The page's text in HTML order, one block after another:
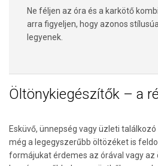
Ne féljen az óra és a karkötő
arra figyeljen, hogy azonos
legyenek.
Öltönykiegészítők – a
Esküvő, ünnepség vagy üzleti találkozó
még a legegyszerűbb öltözéket is
formájukat érdemes az órával vagy az